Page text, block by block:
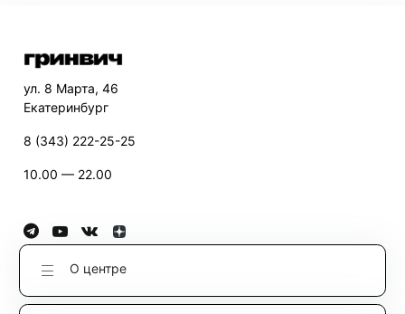
ул. 8 Марта, 46
Екатеринбург
8 (343) 222-25-25
10.00 — 22.00
О центре